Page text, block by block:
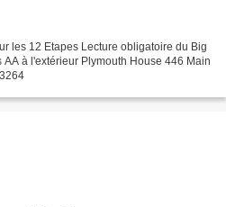
les 12 Etapes Lecture obligatoire du Big
House 446 Main